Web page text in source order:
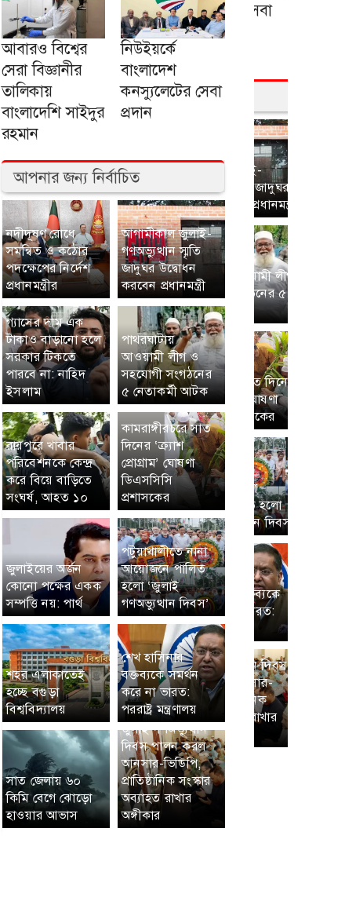
আবারও বিশ্বের
সেরা বিজ্ঞানীর
তালিকায়
বাংলাদেশি সাইদুর
রহমান
নিউইয়র্কে
বাংলাদেশ
কনস্যুলেটের সেবা
প্রদান
আপনার জন্য নির্বাচিত
নদীদূষণ রোধে
সমন্বিত ও কঠোর
পদক্ষেপের নির্দেশ
প্রধানমন্ত্রীর
আগামীকাল জুলাই-
গণঅভ্যুত্থান স্মৃতি
জাদুঘর উদ্বোধন
করবেন প্রধানমন্ত্রী
গ্যাসের দাম এক
টাকাও বাড়ানো হলে
সরকার টিকতে
পারবে না: নাহিদ
ইসলাম
পাথরঘাটায়
আওয়ামী লীগ ও
সহযোগী সংগঠনের
৫ নেতাকর্মী আটক
রায়পুরে খাবার
পরিবেশনকে কেন্দ্র
করে বিয়ে বাড়িতে
সংঘর্ষ, আহত ১০
কামরাঙ্গীরচরে সাত
দিনের ‘ক্র্যাশ
প্রোগ্রাম’ ঘোষণা
ডিএসসিসি
প্রশাসকের
জুলাইয়ের অর্জন
কোনো পক্ষের একক
সম্পত্তি নয়: পার্থ
পটুয়াখালীতে নানা
আয়োজনে পালিত
হলো ‘জুলাই
গণঅভ্যুত্থান দিবস’
শহর এলাকাতেই
হচ্ছে বগুড়া
বিশ্ববিদ্যালয়
শেখ হাসিনার
বক্তব্যকে সমর্থন
করে না ভারত:
পররাষ্ট্র মন্ত্রণালয়
সাত জেলায় ৬০
কিমি বেগে ঝোড়ো
হাওয়ার আভাস
জুলাই গণঅভ্যুত্থান
দিবস পালন করল
আনসার-ভিডিপি,
প্রাতিষ্ঠানিক সংস্কার
অব্যাহত রাখার
অঙ্গীকার